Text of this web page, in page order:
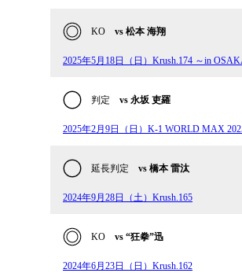
KO vs 松本 海翔
2025年5月18日（日）Krush.174 ～in
判定 vs 永坂 吏羅
2025年2月9日（日）K-1 WORLD MAX
延長判定 vs 橋本 雷汰
2024年9月28日（土）Krush.165
KO vs “狂拳”迅
2024年6月23日（日）Krush.162